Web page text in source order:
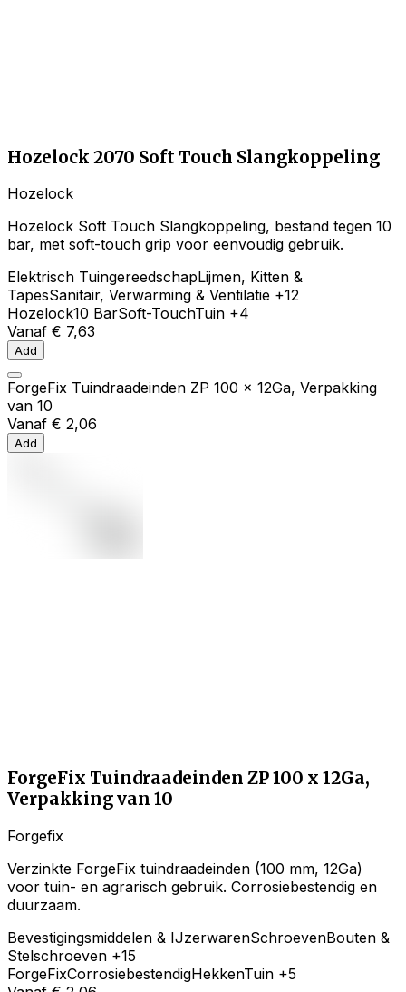
Hozelock 2070 Soft Touch Slangkoppeling
Hozelock
Hozelock Soft Touch Slangkoppeling, bestand tegen 10
bar, met soft-touch grip voor eenvoudig gebruik.
Elektrisch TuingereedschapLijmen, Kitten &
TapesSanitair, Verwarming & Ventilatie +12
Hozelock10 BarSoft-TouchTuin +4
Vanaf € 7,63
Add
ForgeFix Tuindraadeinden ZP 100 x 12Ga, Verpakking
van 10
Vanaf € 2,06
Add
ForgeFix Tuindraadeinden ZP 100 x 12Ga,
Verpakking van 10
Forgefix
Verzinkte ForgeFix tuindraadeinden (100 mm, 12Ga)
voor tuin- en agrarisch gebruik. Corrosiebestendig en
duurzaam.
Bevestigingsmiddelen & IJzerwarenSchroevenBouten &
Stelschroeven +15
ForgeFixCorrosiebestendigHekkenTuin +5